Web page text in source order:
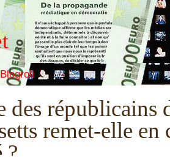
Blogroll
des républicains
remet-elle en